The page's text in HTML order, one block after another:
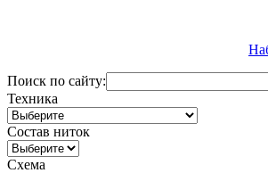
Поиск по сайту:
Техника
Состав ниток
Схема